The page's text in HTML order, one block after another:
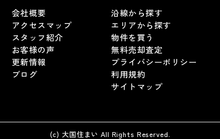
会社概要
アクセスマップ
スタッフ紹介
お客様の声
更新情報
ブログ
沿線から探す
エリアから探す
物件を買う
無料売却査定
プライバシーポリシー
利用規約
サイトマップ
(c) 大国住まい All Rights Reserved.